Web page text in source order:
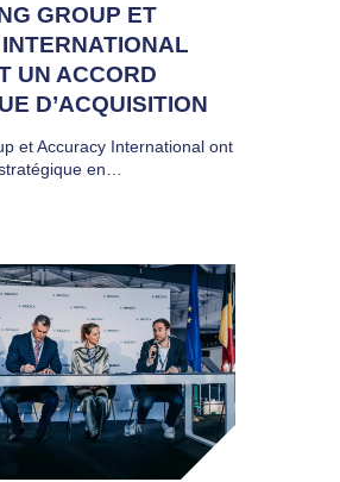
GROUP ET
UN ACCORD
D’ACQUISITION
et Accuracy International ont
en…